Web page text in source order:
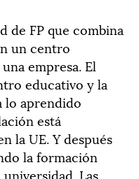
de FP que combina
un centro
empresa. El
educativo y la
lo aprendido
está
la UE. Y después
la formación
Las